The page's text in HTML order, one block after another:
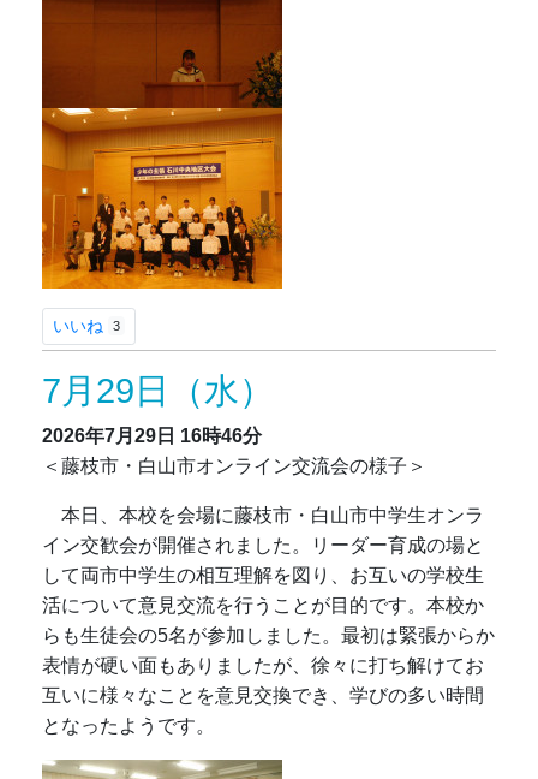
いいね 3
7月29日（水）
2026年7月29日 16時46分
＜藤枝市・白山市オンライン交流会の様子＞
本日、本校を会場に藤枝市・白山市中学生オンラ
イン交歓会が開催されました。リーダー育成の場と
して両市中学生の相互理解を図り、お互いの学校生
活について意見交流を行うことが目的です。本校か
らも生徒会の5名が参加しました。最初は緊張からか
表情が硬い面もありましたが、徐々に打ち解けてお
互いに様々なことを意見交換でき、学びの多い時間
となったようです。